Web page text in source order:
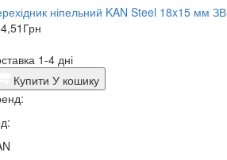
ніпельний KAN Steel 18x15 мм ЗВ
Грн
1-4 дні
Купити У кошику